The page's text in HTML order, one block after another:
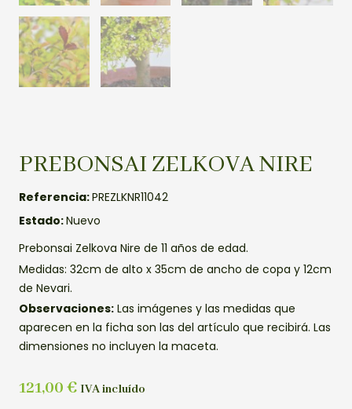
PREBONSAI ZELKOVA NIRE
Referencia:PREZLKNR11042
Estado:Nuevo
Prebonsai Zelkova Nire de 11 años de edad.
Medidas: 32cm de alto x 35cm de ancho de copa y 12cm
de Nevari.
Observaciones: Las imágenes y las medidas que
aparecen en la ficha son las del artículo que recibirá. Las
dimensiones no incluyen la maceta.
121,00 € IVA incluído